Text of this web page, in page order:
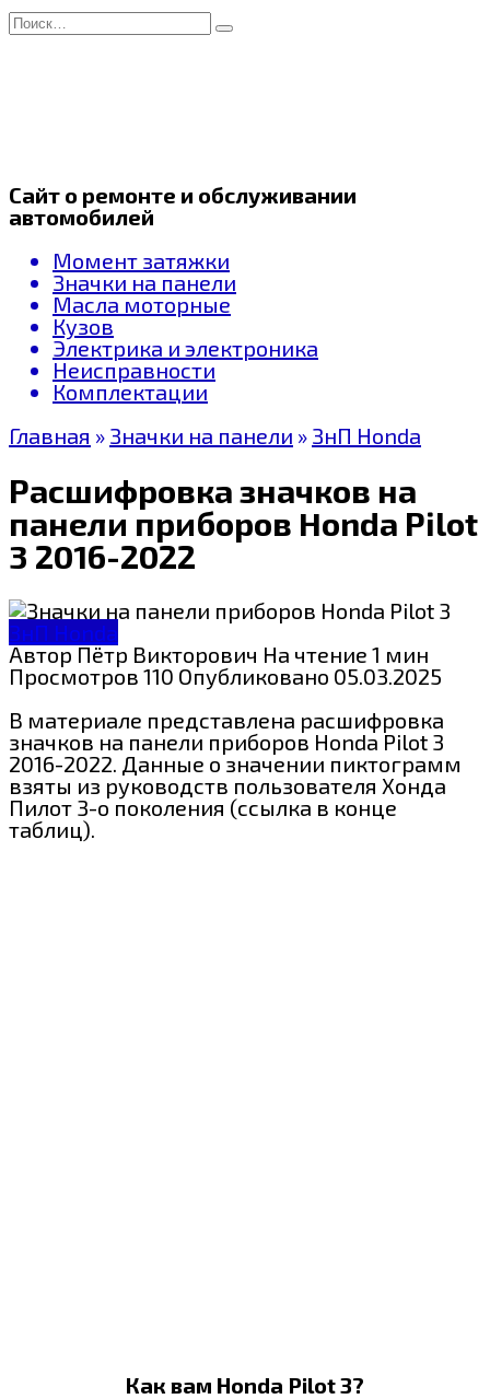
Перейти
к
Search
for:
Сайт о ремонте и обслуживании
автомобилей
Момент затяжки
Значки на панели
Масла моторные
Кузов
Электрика и электроника
Неисправности
Комплектации
Главная » Значки на панели » ЗнП Honda
Расшифровка значков на
панели приборов Honda Pilot
3 2016-2022
ЗнП Honda
АвторПётр Викторович На чтение 1 мин
Просмотров 110 Опубликовано 05.03.2025
В материале представлена расшифровка
значков на панели приборов Honda Pilot 3
2016-2022. Данные о значении пиктограмм
взяты из руководств пользователя Хонда
Пилот 3-о поколения (ссылка в конце
таблиц).
Как вам Honda Pilot 3?